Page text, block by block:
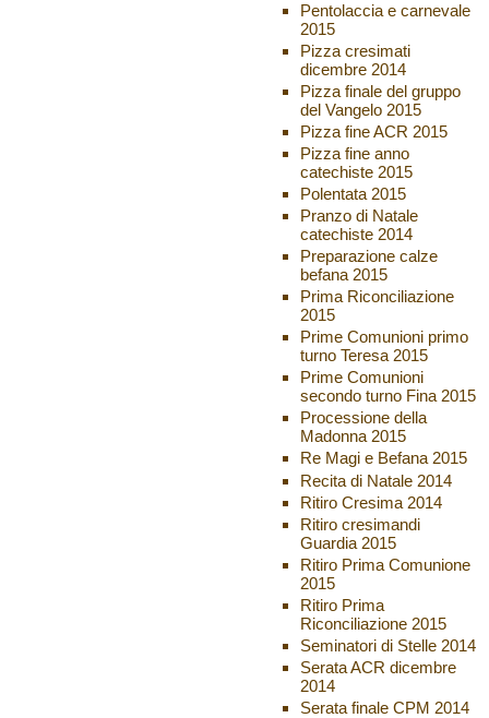
Pentolaccia e carnevale
2015
Pizza cresimati
dicembre 2014
Pizza finale del gruppo
del Vangelo 2015
Pizza fine ACR 2015
Pizza fine anno
catechiste 2015
Polentata 2015
Pranzo di Natale
catechiste 2014
Preparazione calze
befana 2015
Prima Riconciliazione
2015
Prime Comunioni primo
turno Teresa 2015
Prime Comunioni
secondo turno Fina 2015
Processione della
Madonna 2015
Re Magi e Befana 2015
Recita di Natale 2014
Ritiro Cresima 2014
Ritiro cresimandi
Guardia 2015
Ritiro Prima Comunione
2015
Ritiro Prima
Riconciliazione 2015
Seminatori di Stelle 2014
Serata ACR dicembre
2014
Serata finale CPM 2014